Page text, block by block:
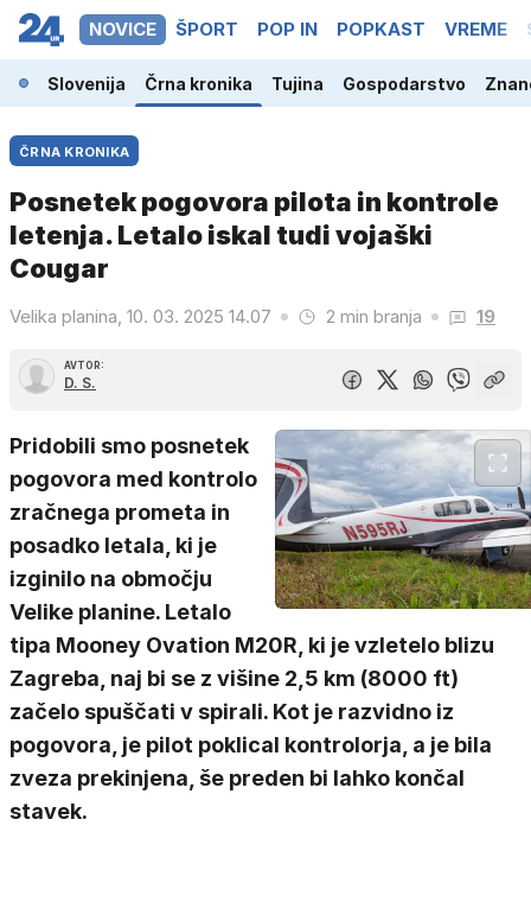
NOVICE ŠPORT POP IN POPKAST VREME
Slovenija Črna kronika Tujina Gospodarstvo
ČRNA KRONIKA
Posnetek pogovora pilota in kontrole
letenja. Letalo iskal tudi vojaški
Cougar
Velika planina, 10. 03. 2025 14.07 2 min branja 19
AVTOR:
D. S.
Pridobili smo posnetek
pogovora med kontrolo
zračnega prometa in
posadko letala, ki je
izginilo na območju
Velike planine. Letalo
tipa Mooney Ovation M20R, ki je vzletelo blizu
Zagreba, naj bi se z višine 2,5 km (8000 ft)
začelo spuščati v spirali. Kot je razvidno iz
pogovora, je pilot poklical kontrolorja, a je bila
zveza prekinjena, še preden bi lahko končal
stavek.